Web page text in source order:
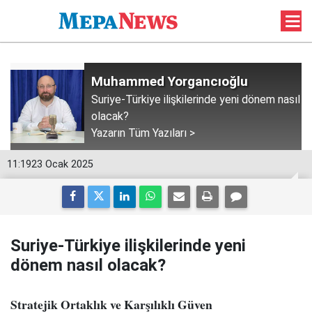
Muhammed Yorgancıoğlu
Suriye-Türkiye ilişkilerinde yeni dönem nasıl
olacak?
Yazarın Tüm Yazıları >
11:1923 Ocak 2025
Suriye-Türkiye ilişkilerinde yeni
dönem nasıl olacak?
Stratejik Ortaklık ve Karşılıklı Güven